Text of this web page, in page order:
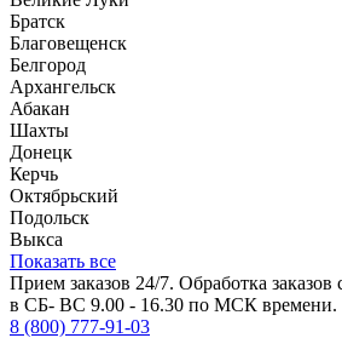
Братск
Благовещенск
Белгород
Архангельск
Абакан
Шахты
Донецк
Керчь
Октябрьский
Подольск
Выкса
Показать все
Прием заказов 24/7. Обработка
в СБ- ВС 9.00 - 16.30 по МСК времени.
8 (800) 777-91-03